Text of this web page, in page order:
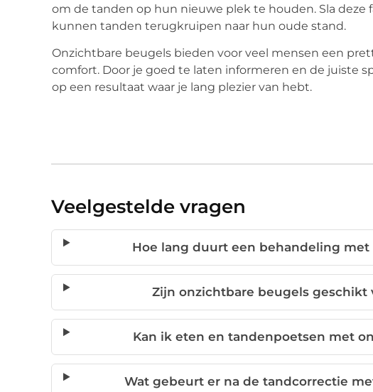
om de tanden op hun nieuwe plek te houden. Sla deze
kunnen tanden terugkruipen naar hun oude stand.
Onzichtbare beugels bieden voor veel mensen een
comfort. Door je goed te laten informeren en de juiste
op een resultaat waar je lang plezier van hebt.
Veelgestelde vragen
Hoe lang duurt een behandeling
Zijn onzichtbare beugels geschikt
Kan ik eten en tandenpoetsen met
Wat gebeurt er na de tandcorrectie